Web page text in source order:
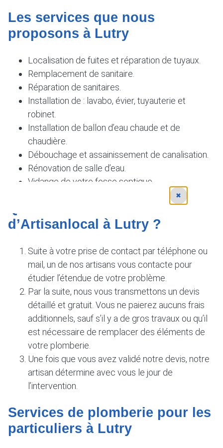
Les services que nous
proposons à Lutry
Localisation de fuites et réparation de tuyaux.
Remplacement de sanitaire.
Réparation de sanitaires.
Installation de : lavabo, évier, tuyauterie et
robinet.
Installation de ballon d’eau chaude et de
chaudière.
Débouchage et assainissement de canalisation.
Rénovation de salle d’eau.
Vidange de votre fosse septique.
Quel est le fonctionnement
d’Artisanlocal à Lutry ?
Suite à votre prise de contact par téléphone ou
mail, un de nos artisans vous contacte pour
étudier l’étendue de votre problème.
Par la suite, nous vous transmettons un devis
détaillé et gratuit. Vous ne paierez aucuns frais
additionnels, sauf s’il y a de gros travaux ou qu’il
est nécessaire de remplacer des éléments de
votre plomberie.
Une fois que vous avez validé notre devis, notre
artisan détermine avec vous le jour de
l’intervention.
Services de plomberie pour les
particuliers à Lutry
✖